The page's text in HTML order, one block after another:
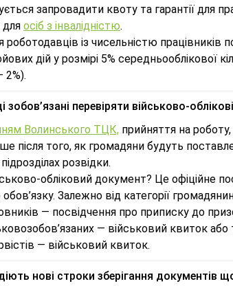
запровадити квоту та гарантії для
для осіб з інвалідністю.
роботодавців із чисельністю
дій у розмірі 5% середньооблікової
2%).
зобов’язані перевіряти військово-
Волинського ТЦК, прийняття на
після того, як громадяни будуть
розвідки.
обліковий документ? Це офіційне
обов’язку. Залежно від категорії
— посвідчення про приписку до
— військовий квиток
— військовий квиток.
нові строки зберігання документів